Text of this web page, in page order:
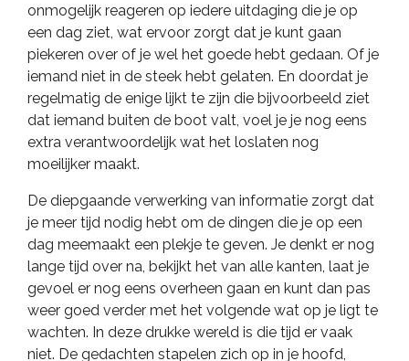
onmogelijk reageren op iedere uitdaging die je op
een dag ziet, wat ervoor zorgt dat je kunt gaan
piekeren over of je wel het goede hebt gedaan. Of je
iemand niet in de steek hebt gelaten. En doordat je
regelmatig de enige lijkt te zijn die bijvoorbeeld ziet
dat iemand buiten de boot valt, voel je je nog eens
extra verantwoordelijk wat het loslaten nog
moeilijker maakt.
De diepgaande verwerking van informatie zorgt dat
je meer tijd nodig hebt om de dingen die je op een
dag meemaakt een plekje te geven. Je denkt er nog
lange tijd over na, bekijkt het van alle kanten, laat je
gevoel er nog eens overheen gaan en kunt dan pas
weer goed verder met het volgende wat op je ligt te
wachten. In deze drukke wereld is die tijd er vaak
niet. De gedachten stapelen zich op in je hoofd,